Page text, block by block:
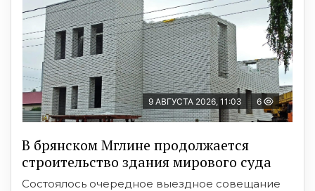
9 АВГУСТА 2026, 11:03 6
В брянском Мглине продолжается
строительство здания мирового суда
Состоялось очередное выездное совещание